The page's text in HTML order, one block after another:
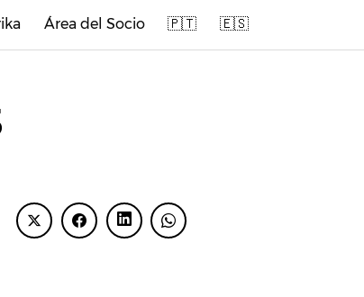
Área del Socio 🇵🇹 🇪🇸